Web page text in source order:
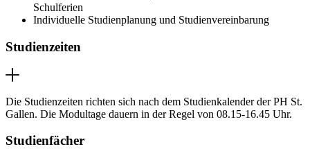
Schulferien
Individuelle Studienplanung und Studienvereinbarung
Studienzeiten
Die Studienzeiten richten sich nach dem Studienkalender der PH St.
Gallen. Die Modultage dauern in der Regel von 08.15-16.45 Uhr.
Studienfächer